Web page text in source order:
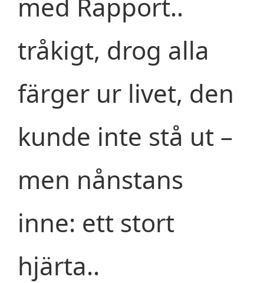
tråkigt, drog alla
färger ur livet, den
kunde inte stå ut –
men nånstans
inne: ett stort
hjärta..